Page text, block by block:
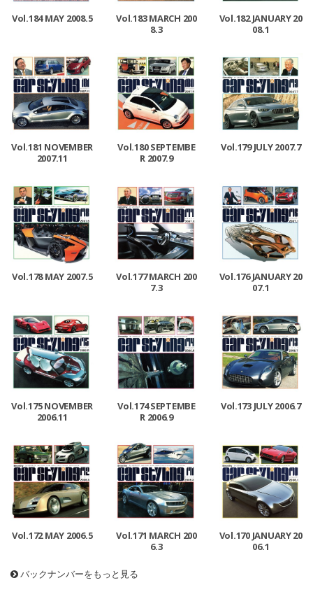
Vol.184 MAY 2008.5
Vol.183 MARCH 200
8.3
Vol.182 JANUARY 20
08.1
Vol.181 NOVEMBER
2007.11
Vol.180 SEPTEMBE
R 2007.9
Vol.179 JULY 2007.7
Vol.178 MAY 2007.5
Vol.177 MARCH 200
7.3
Vol.176 JANUARY 20
07.1
Vol.175 NOVEMBER
2006.11
Vol.174 SEPTEMBE
R 2006.9
Vol.173 JULY 2006.7
Vol.172 MAY 2006.5
Vol.171 MARCH 200
6.3
Vol.170 JANUARY 20
06.1
バックナンバーをもっと見る